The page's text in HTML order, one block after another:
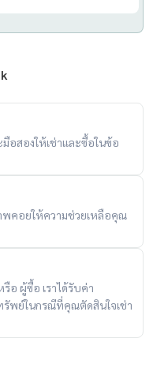
อสองให้เช่าและซื้อในข้อ
คอยให้ความช่วยเหลือคุณ
อ ผู้ซื้อ เราได้รับค่า
รัพย์ในกรณีที่คุณตัดสินใจเช่า